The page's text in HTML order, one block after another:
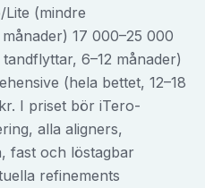
Lite (mindre
17 000–25 000
6–12 månader)
(hela bettet, 12–18
I priset bör iTero-
alla aligners,
fast och löstagbar
refinements